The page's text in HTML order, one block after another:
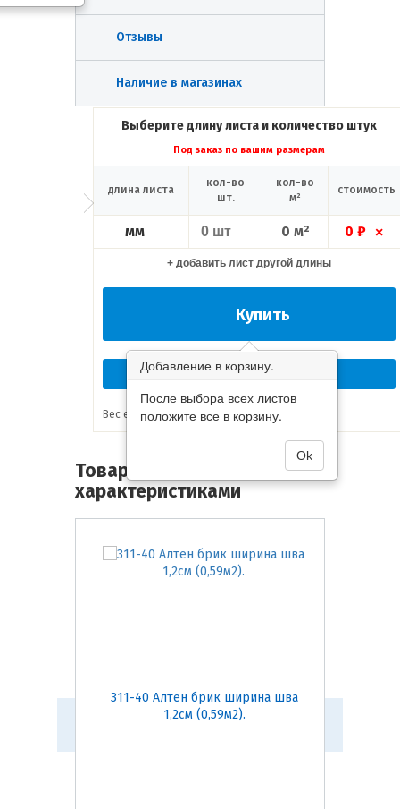
Отзывы
Наличие в магазинах
Выберите длину листа и количество штук
Под заказ по вашим размерам
длина листа
кол-во
шт.
кол-во
м²
стоимость
мм 0 м² 0 ₽ ×
+ добавить лист другой длины
Купить
Добавление в корзину.
После выбора всех листов
положите все в корзину.
Ok
Перезвоните мне сейчас!
Вес единицы товара:21.1 кг
Товары со схожими
характеристиками
311-40 Алтен брик ширина шва
1,2см (0,59м2).